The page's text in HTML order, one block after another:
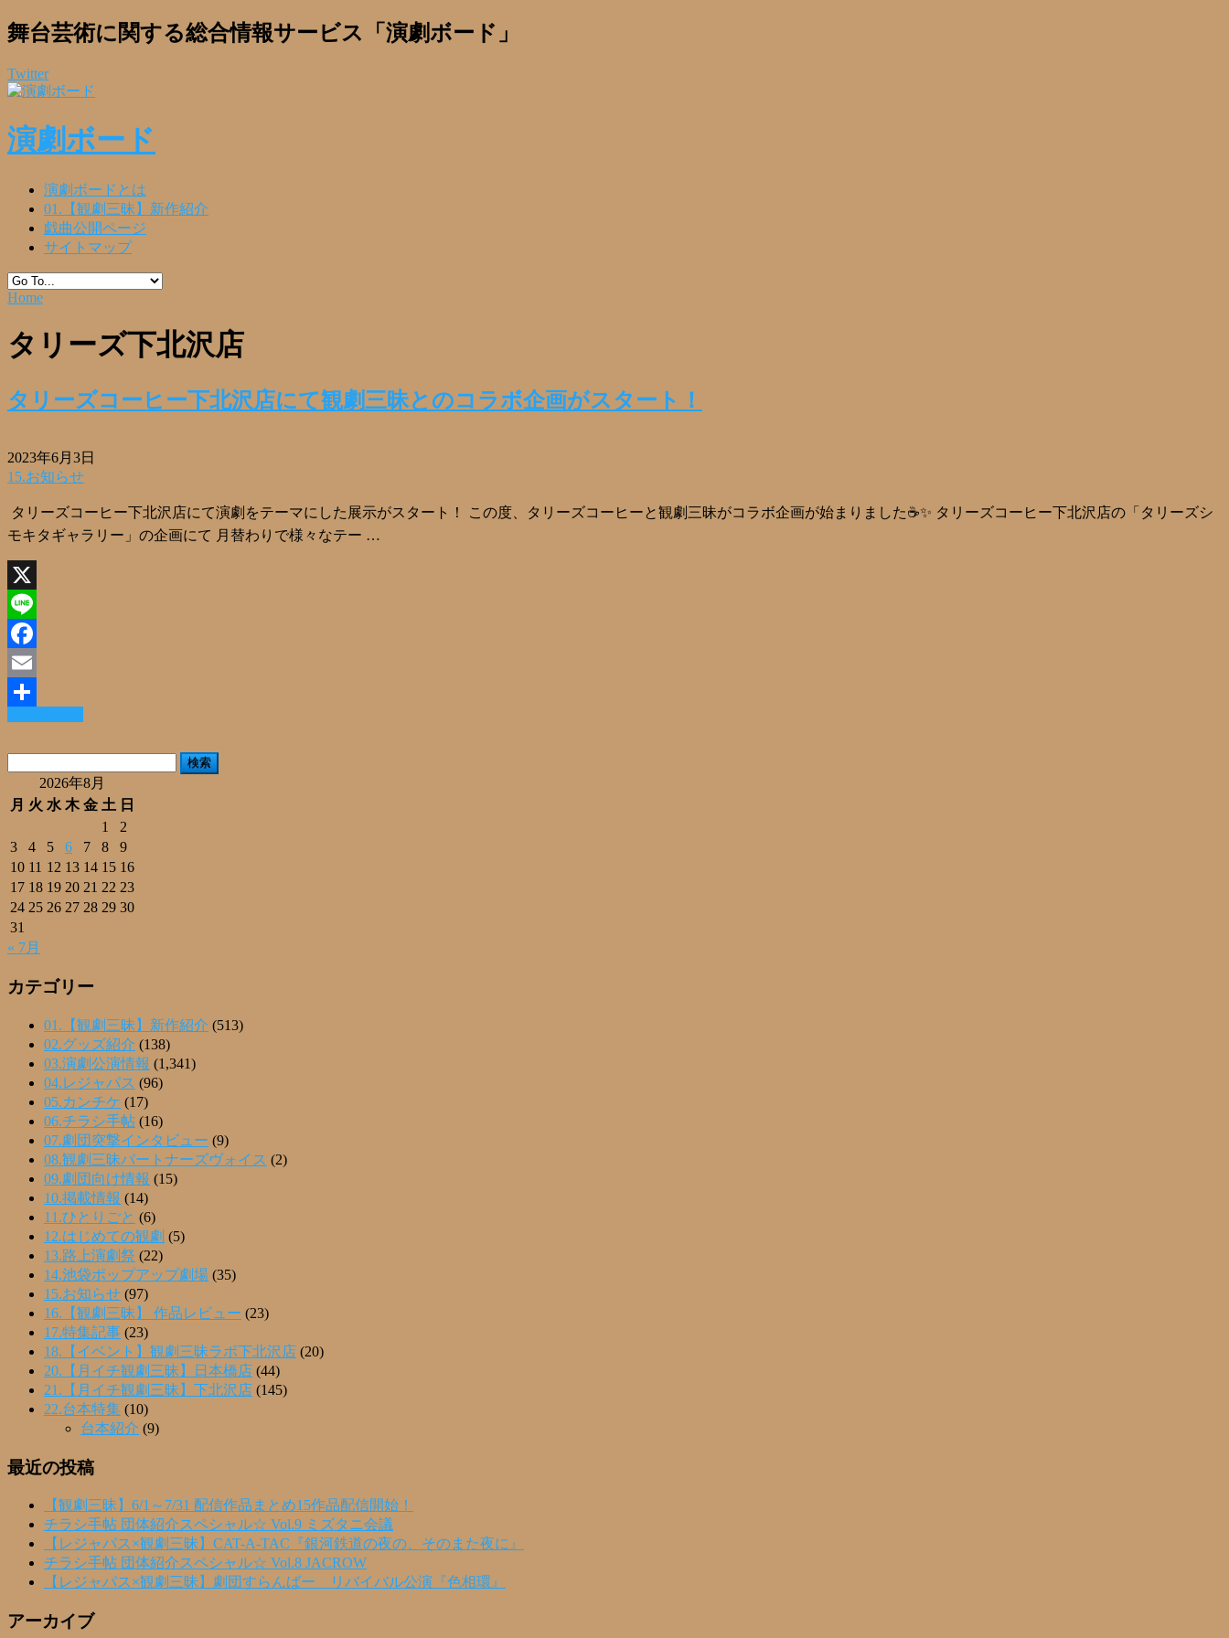
舞台芸術に関する総合情報サービス「演劇ボード」
Twitter
演劇ボード
演劇ボードとは
01.【観劇三昧】新作紹介
戯曲公開ページ
サイトマップ
Home
タリーズ下北沢店
タリーズコーヒー下北沢店にて観劇三昧とのコラボ企画がスタート！
2023年6月3日
15.お知らせ
タリーズコーヒー下北沢店にて演劇をテーマにした展示がスタート！ この度、タリーズコーヒーと観劇三昧がコラボ企画が始まりました☕✨ タリーズコーヒー下北沢店の「タリーズシ
モキタギャラリー」の企画にて 月替わりで様々なテー …
X
Line
Facebook
Email
共
有
2026年8月
月 火 水 木 金 土 日
1
2
3
4 5 6 7 8
9
10 11 12 13 14 15 16
17 18 19 20 21 22 23
24 25 26 27 28 29 30
31
« 7月
カテゴリー
01.【観劇三昧】新作紹介 (513)
02.グッズ紹介 (138)
03.演劇公演情報 (1,341)
04.レジャパス (96)
05.カンチケ (17)
06.チラシ手帖 (16)
07.劇団突撃インタビュー (9)
08.観劇三昧パートナーズヴォイス (2)
09.劇団向け情報 (15)
10.掲載情報 (14)
11.ひとりごと (6)
12.はじめての観劇 (5)
13.路上演劇祭 (22)
14.池袋ポップアップ劇場 (35)
15.お知らせ (97)
16.【観劇三昧】 作品レビュー (23)
17.特集記事 (23)
18.【イベント】観劇三昧ラボ下北沢店 (20)
20.【月イチ観劇三昧】日本橋店 (44)
21.【月イチ観劇三昧】下北沢店 (145)
22.台本特集 (10)
台本紹介 (9)
最近の投稿
【観劇三昧】6/1～7/31 配信作品まとめ15作品配信開始！
チラシ手帖 団体紹介スペシャル☆ Vol.9 ミズタニ会議
【レジャパス×観劇三昧】CAT-A-TAC『銀河鉄道の夜の、そのまた夜に』
チラシ手帖 団体紹介スペシャル☆ Vol.8 JACROW
【レジャパス×観劇三昧】劇団すらんばー リバイバル公演『色相環』
アーカイブ